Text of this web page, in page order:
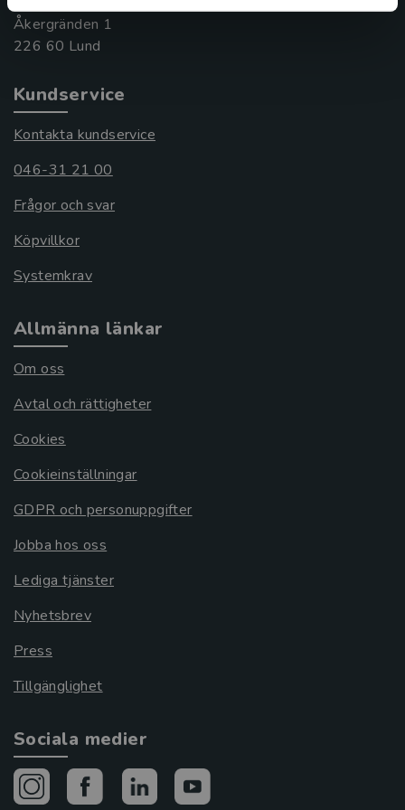
Åkergränden 1
Kundservice
Kontakta kundservice
046-31 21 00
Frågor och svar
Köpvillkor
Systemkrav
Allmänna länkar
Om oss
Avtal och rättigheter
Cookies
Cookieinställningar
GDPR och personuppgifter
Jobba hos oss
Lediga tjänster
Nyhetsbrev
Press
Tillgänglighet
Sociala medier